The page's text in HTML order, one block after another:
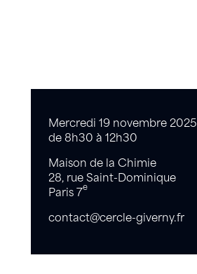
Mercredi 19 novembre 2025
de 8h30 à 12h30
Maison de la Chimie
28, rue Saint-Dominique
Paris 7e
contact@cercle-giverny.fr